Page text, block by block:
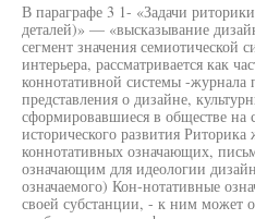
В параграфе 3 1- «Задачи
деталей)» — «высказывание
сегмент значения семиотической
интерьера, рассматривается как
коннотативной системы -
представления о дизайне,
сформировавшиеся в обществе на
исторического развития
коннотативных означающих,
означающим для идеологии
означаемого) Кон-нотативные
своей субстанции, - к ним может